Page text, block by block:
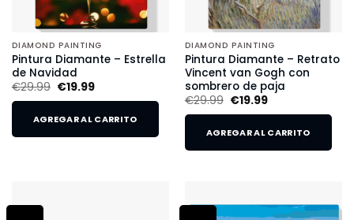
DIAMOND PAINTING
Pintura Diamante – Estrella
de Navidad
€29.99 €19.99
AGREGAR AL CARRITO
DIAMOND PAINTING
Pintura Diamante – Retrato
Vincent van Gogh con
sombrero de paja
€29.99 €19.99
AGREGAR AL CARRITO